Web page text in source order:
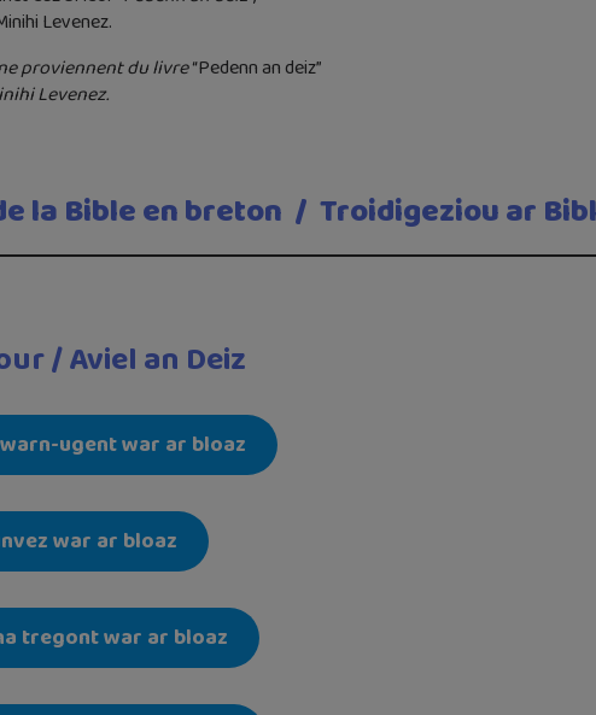
Levenez.
proviennent du livre“Pedenn an deiz”
Levenez.
la Bible en breton / Troidigeziou ar
/ Aviel an Deiz
ugent war ar bloaz
war ar bloaz
tregont war ar bloaz